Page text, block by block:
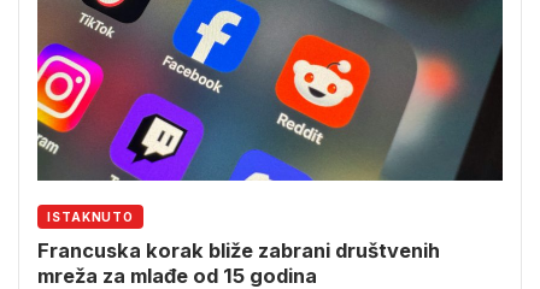
ISTAKNUTO
Francuska korak bliže zabrani društvenih
mreža za mlađe od 15 godina